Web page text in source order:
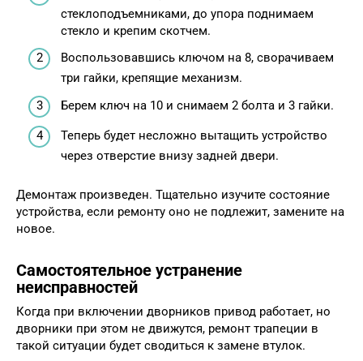
стеклоподъемниками, до упора поднимаем
стекло и крепим скотчем.
Воспользовавшись ключом на 8, сворачиваем
три гайки, крепящие механизм.
Берем ключ на 10 и снимаем 2 болта и 3 гайки.
Теперь будет несложно вытащить устройство
через отверстие внизу задней двери.
Демонтаж произведен. Тщательно изучите состояние
устройства, если ремонту оно не подлежит, замените на
новое.
Самостоятельное устранение
неисправностей
Когда при включении дворников привод работает, но
дворники при этом не движутся, ремонт трапеции в
такой ситуации будет сводиться к замене втулок.